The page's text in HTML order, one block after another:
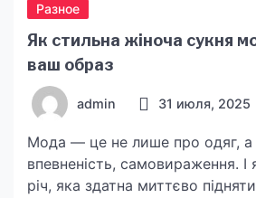
Разное
Як стильна жіноча сукня
ваш образ
admin 31 июля, 2025
Мода — це не лише про одяг, а
впевненість, самовираження. І
річ, яка здатна миттєво